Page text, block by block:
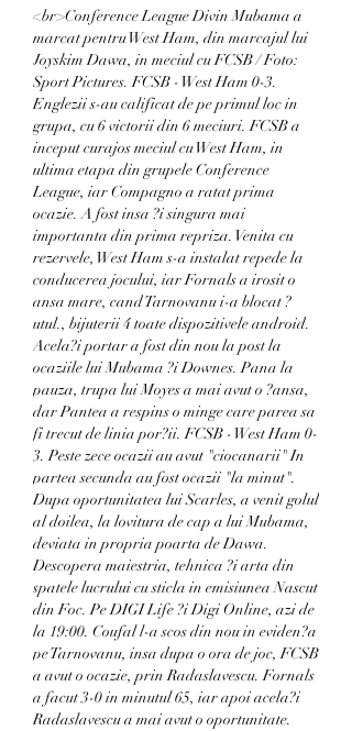
<br>Conference League Divin Mubama a
marcat pentru West Ham, din marcajul lui
Joyskim Dawa, in meciul cu FCSB / Foto:
Sport Pictures. FCSB - West Ham 0-3.
Englezii s-au calificat de pe primul loc in
grupa, cu 6 victorii din 6 meciuri. FCSB a
inceput curajos meciul cu West Ham, in
ultima etapa din grupele Conference
League, iar Compagno a ratat prima
ocazie. A fost insa ?i singura mai
importanta din prima repriza. Venita cu
rezervele, West Ham s-a instalat repede la
conducerea jocului, iar Fornals a irosit o
ansa mare, cand Tarnovanu i-a blocat ?
utul., bijuterii 4 toate dispozitivele android.
Acela?i portar a fost din nou la post la
ocaziile lui Mubama ?i Downes. Pana la
pauza, trupa lui Moyes a mai avut o ?ansa,
dar Pantea a respins o minge care parea sa
fi trecut de linia por?ii. FCSB - West Ham 0-
3. Peste zece ocazii au avut "ciocanarii" In
partea secunda au fost ocazii "la minut".
Dupa oportunitatea lui Scarles, a venit golul
al doilea, la lovitura de cap a lui Mubama,
deviata in propria poarta de Dawa.
Descopera maiestria, tehnica ?i arta din
spatele lucrului cu sticla in emisiunea Nascut
din Foc. Pe DIGI Life ?i Digi Online, azi de
la 19:00. Coufal l-a scos din nou in eviden?a
pe Tarnovanu, insa dupa o ora de joc, FCSB
a avut o ocazie, prin Radaslavescu. Fornals
a facut 3-0 in minutul 65, iar apoi acela?i
Radaslavescu a mai avut o oportunitate.